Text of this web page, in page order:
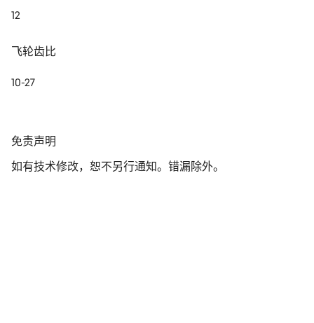
12
飞轮齿比
10-27
免
声
免责声明
如有技术修改，恕不另行通知。错漏除外。